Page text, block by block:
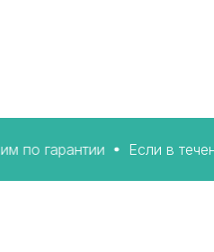
Если в течении 20